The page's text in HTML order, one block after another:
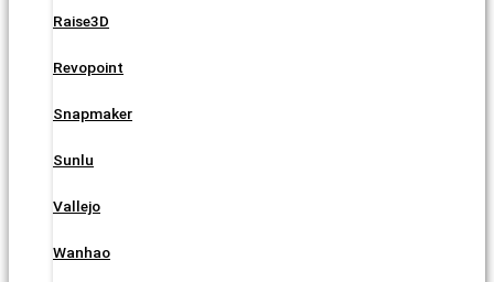
Raise3D
Revopoint
Snapmaker
Sunlu
Vallejo
Wanhao